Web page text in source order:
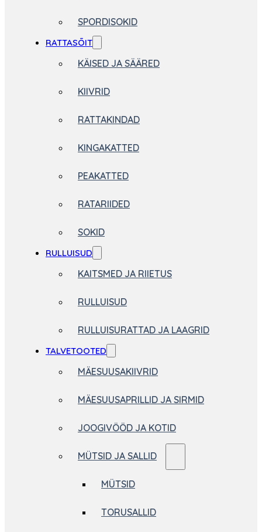
SPORDISOKID
RATTASÕIT
KÄISED JA SÄÄRED
KIIVRID
RATTAKINDAD
KINGAKATTED
PEAKATTED
RATARIIDED
SOKID
RULLUISUD
KAITSMED JA RIIETUS
RULLUISUD
RULLUISURATTAD JA LAAGRID
TALVETOOTED
MÄESUUSAKIIVRID
MÄESUUSAPRILLID JA SIRMID
JOOGIVÖÖD JA KOTID
MÜTSID JA SALLID
MÜTSID
TORUSALLID